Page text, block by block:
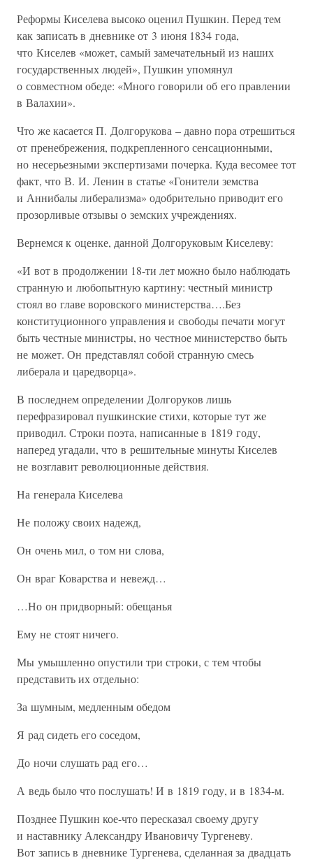
Реформы Киселева высоко оценил Пушкин. Перед тем
как записать в дневнике от 3 июня 1834 года,
что Киселев «может, самый замечательный из наших
государственных людей», Пушкин упомянул
о совместном обеде: «Много говорили об его правлении
в Валахии».
Что же касается П. Долгорукова – давно пора отрешиться
от пренебрежения, подкрепленного сенсационными,
но несерьезными экспертизами почерка. Куда весомее тот
факт, что В. И. Ленин в статье «Гонители земства
и Аннибалы либерализма» одобрительно приводит его
прозорливые отзывы о земских учреждениях.
Вернемся к оценке, данной Долгоруковым Киселеву:
«И вот в продолжении 18-ти лет можно было наблюдать
странную и любопытную картину: честный министр
стоял во главе воровского министерства….Без
конституционного управления и свободы печати могут
быть честные министры, но честное министерство быть
не может. Он представлял собой странную смесь
либерала и царедворца».
В последнем определении Долгоруков лишь
перефразировал пушкинские стихи, которые тут же
приводил. Строки поэта, написанные в 1819 году,
наперед угадали, что в решительные минуты Киселев
не возглавит революционные действия.
На генерала Киселева
Не положу своих надежд,
Он очень мил, о том ни слова,
Он враг Коварства и невежд…
…Но он придворный: обещанья
Ему не стоят ничего.
Мы умышленно опустили три строки, с тем чтобы
представить их отдельно:
За шумным, медленным обедом
Я рад сидеть его соседом,
До ночи слушать рад его…
А ведь было что послушать! И в 1819 году, и в 1834-м.
Позднее Пушкин кое-что пересказал своему другу
и наставнику Александру Ивановичу Тургеневу.
Вот запись в дневнике Тургенева, сделанная за двадцать